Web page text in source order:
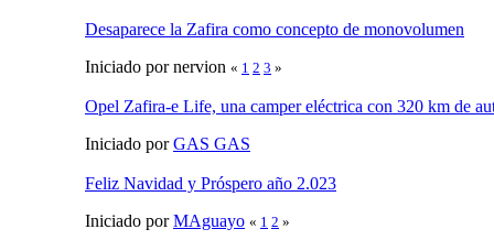
Desaparece la Zafira como concepto de monovolumen
Iniciado por nervion « 1 2 3 »
Opel Zafira-e Life, una camper eléctrica con 320 km de
Iniciado porGAS GAS
Feliz Navidad y Próspero año 2.023
Iniciado porMAguayo « 1 2 »